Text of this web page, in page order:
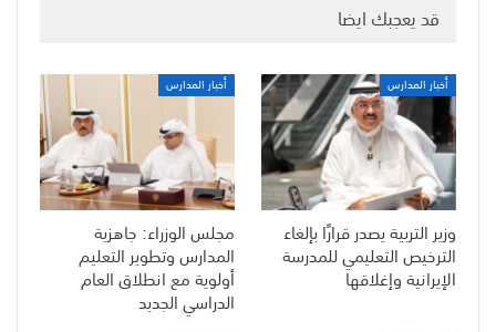
قد يعجبك ايضا
أخبار المدارس
وزير التربية يصدر قرارًا بإلغاء
الترخيص التعليمي للمدرسة
الإيرانية وإغلاقها
أخبار المدارس
مجلس الوزراء: جاهزية
المدارس وتطوير التعليم
أولوية مع انطلاق العام
الدراسي الجديد